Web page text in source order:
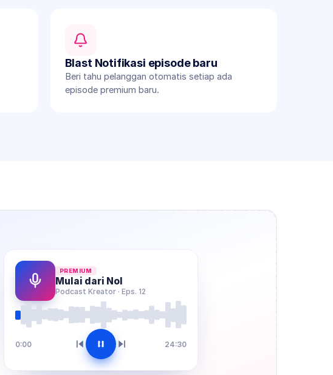
Blast Notifikasi episode baru
Beri tahu pelanggan otomatis setiap ada
episode premium baru.
PREMIUM
Mulai dari Nol
Podcast Kreator · Eps. 12
0:00 24:30